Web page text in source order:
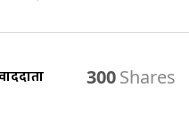
300